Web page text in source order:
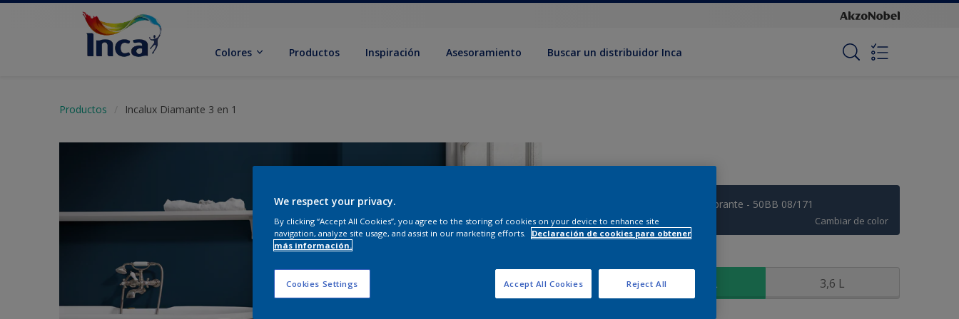
Colores Productos Inspiración Asesoramiento Buscar un distribuidor Inca
Productos Incalux Diamante 3 en 1
Azul Marino Vibrante - 50BB 08/171
Cambiar de color
900 ML 3,6 L
We respect your privacy.
By clicking “Accept All Cookies”, you agree to the storing of cookies on your device to enhance site
navigation, analyze site usage, and assist in our marketing efforts.
Declaración de cookies para obtener
más información.
Cookies Settings Reject All
Accept All Cookies